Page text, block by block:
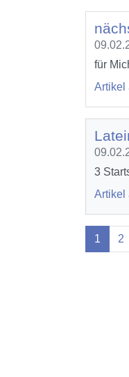
für
Artikel
3
Artikel
1 2